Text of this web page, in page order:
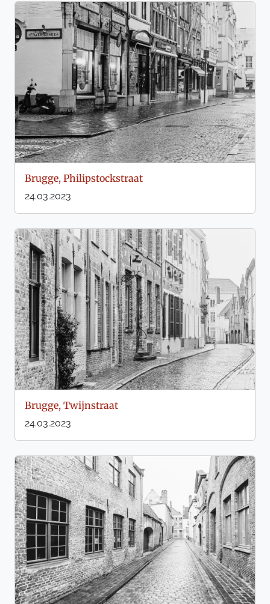
Brugge, Philipstockstraat
24.03.2023
Brugge, Twijnstraat
24.03.2023